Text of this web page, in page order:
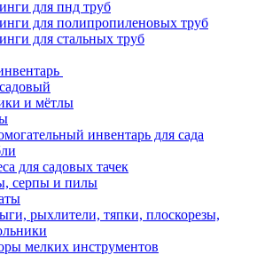
для пнд труб
для полипропиленовых труб
для стальных труб
и мётлы
инвентарь для сада
для садовых тачек
серпы и пилы
рыхлители, тяпки, плоскорезы,
мелких инструментов